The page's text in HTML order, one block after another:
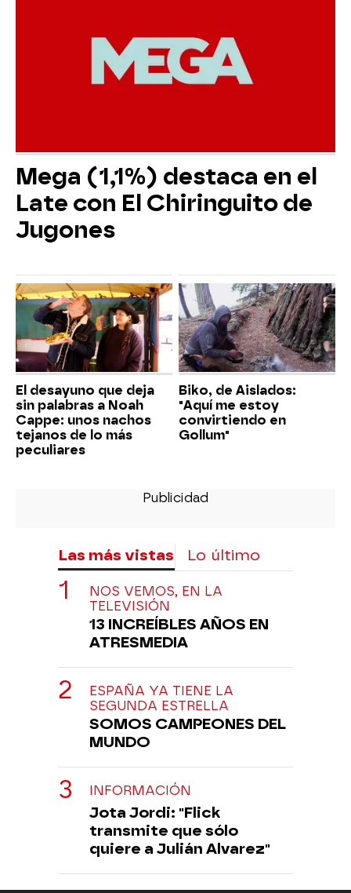
Mega (1,1%) destaca en el
Late con El Chiringuito de
Jugones
El desayuno que deja
sin palabras a Noah
Cappe: unos nachos
tejanos de lo más
peculiares
Biko, de Aislados:
"Aquí me estoy
convirtiendo en
Gollum"
Las más vistas Lo último
NOS VEMOS, EN LA
TELEVISIÓN
13 INCREÍBLES AÑOS EN
ATRESMEDIA
ESPAÑA YA TIENE LA
SEGUNDA ESTRELLA
SOMOS CAMPEONES DEL
MUNDO
INFORMACIÓN
Jota Jordi: "Flick
transmite que sólo
quiere a Julián Alvarez"